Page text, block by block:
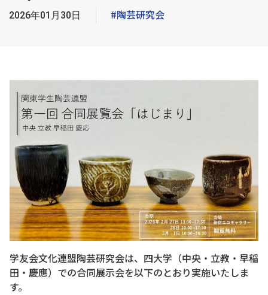
2026年01月30日 #陶芸研究会
学友会文化連盟陶芸研究会は、四大学（中央・立教・早稲
田・慶應）での合同展示会を以下のとおり実施いたしま
す。